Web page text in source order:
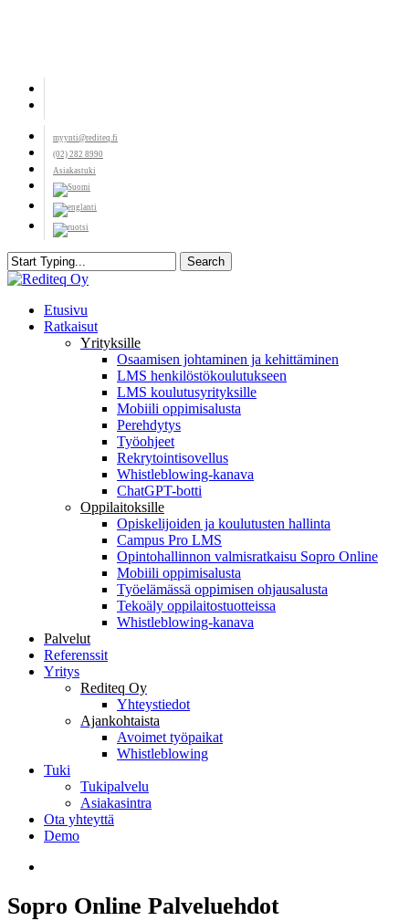
myynti@rediteq.fi
(02) 282 8990
Asiakastuki
Search
Close
search
Menu
Etusivu
Ratkaisut
Yrityksille
Osaamisen johtaminen ja kehittäminen
LMS henkilöstökoulutukseen
LMS koulutusyrityksille
Mobiili oppimisalusta
Perehdytys
Työohjeet
Rekrytointisovellus
Whistleblowing-kanava
ChatGPT-botti
Oppilaitoksille
Opiskelijoiden ja koulutusten hallinta
Campus Pro LMS
Opintohallinnon valmisratkaisu Sopro Online
Mobiili oppimisalusta
Työelämässä oppimisen ohjausalusta
Tekoäly oppilaitostuotteissa
Whistleblowing-kanava
Palvelut
Referenssit
Yritys
Rediteq Oy
Yhteystiedot
Ajankohtaista
Avoimet työpaikat
Whistleblowing
Tuki
Tukipalvelu
Asiakasintra
Ota yhteyttä
Demo
Sopro Online Palveluehdot